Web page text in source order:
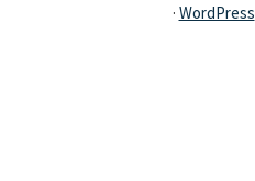
· WordPress